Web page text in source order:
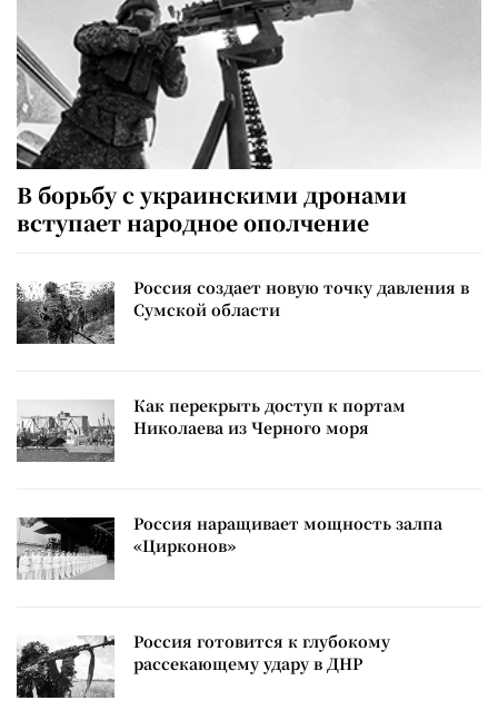
В борьбу с украинскими дронами
вступает народное ополчение
Россия создает новую точку давления в
Сумской области
Как перекрыть доступ к портам
Николаева из Черного моря
Россия наращивает мощность залпа
«Цирконов»
Россия готовится к глубокому
рассекающему удару в ДНР